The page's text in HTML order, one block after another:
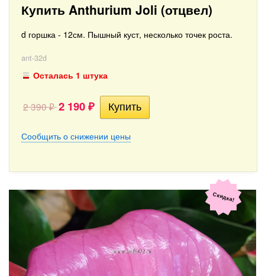
Купить Anthurium Joli (отцвел)
d горшка - 12см. Пышный куст, несколько точек роста.
ant-32d
Осталась 1 штука
2 390₽ 2 190 ₽
Сообщить о снижении цены
Скидка!